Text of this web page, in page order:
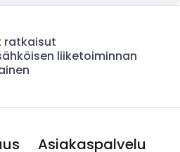
ratkaisut
liiketoiminnan
Asiakaspalvelu